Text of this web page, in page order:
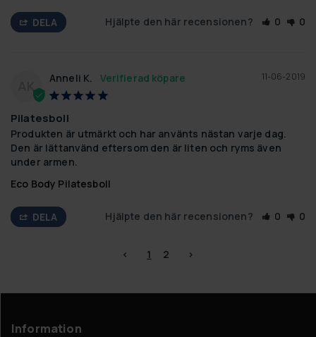
DELA Hjälpte den här recensionen? 0 0
AK
11-06-2019
Anneli K.
Pilatesboll
Produkten är utmärkt och har använts nästan varje dag.
Den är lättanvänd eftersom den är liten och ryms även
under armen.
Eco Body Pilatesboll
DELA Hjälpte den här recensionen? 0 0
< 1 2 >
Information